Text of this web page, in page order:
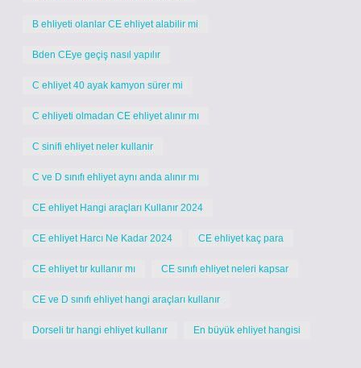
B ehliyeti olanlar CE ehliyet alabilir mi
Bden CEye geçiş nasıl yapılır
C ehliyet 40 ayak kamyon sürer mi
C ehliyeti olmadan CE ehliyet alınır mı
C sinifi ehliyet neler kullanir
C ve D sınıfı ehliyet aynı anda alınır mı
CE ehliyet Hangi araçları Kullanır 2024
CE ehliyet Harcı Ne Kadar 2024 CE ehliyet kaç para
CE ehliyet tır kullanır mı CE sınıfı ehliyet neleri kapsar
CE ve D sınıfı ehliyet hangi araçları kullanır
Dorseli tır hangi ehliyet kullanır En büyük ehliyet hangisi